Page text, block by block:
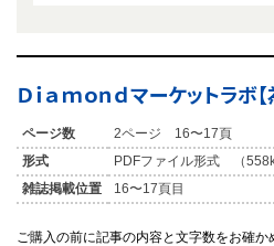
Ｄｉａｍｏｎｄマーケットラボ【
ページ数
2ページ 16〜17頁
形式
PDFファイル形式 （
雑誌掲載位置
16〜17頁目
ご購入の前に記事の内容と文字数をお確か